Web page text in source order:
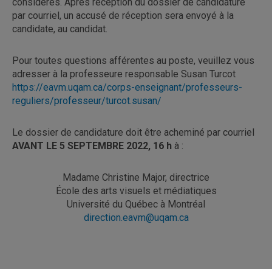
par courriel, un accusé de réception sera envoyé à la
candidate, au candidat.
Pour toutes questions afférentes au poste, veuillez vous
adresser à la professeure responsable Susan Turcot
https://eavm.uqam.ca/corps-enseignant/professeurs-
reguliers/professeur/turcot.susan/
Le dossier de candidature doit être acheminé par courriel
AVANT LE 5 SEPTEMBRE 2022, 16 h à :
Madame Christine Major, directrice
École des arts visuels et médiatiques
Université du Québec à Montréal
direction.eavm@uqam.ca